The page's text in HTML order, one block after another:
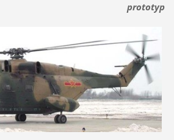
prototyp